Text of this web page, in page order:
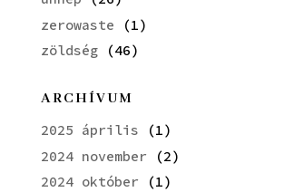
zerowaste (1)
zöldség(46)
ARCHÍVUM
2025 április (1)
2024 november (2)
2024 október (1)